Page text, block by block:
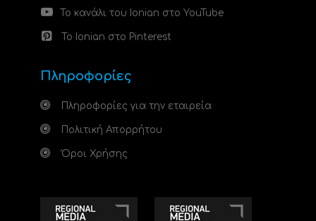
Το κανάλι του Ionian στο YouTube
Το Ionian στο Pinterest
Πληροφορίες
Πληροφορίες για την εταιρεία
Πολιτική Απορρήτου
Όροι Χρήσης